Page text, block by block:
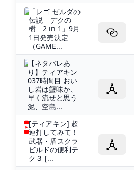
「レゴ ゼルダの
伝説 デクの
樹 2 in 1」9月
1日発売決定
（GAME...
【ネタバレあ
り】ティアキン
037時間目 おい
し岩は蟹味か、
早く流せと思う
泥、空島...
[ティアキン] 超
連打してみて！
武器・盾スクラ
ビルドの便利テ
ク３ [...